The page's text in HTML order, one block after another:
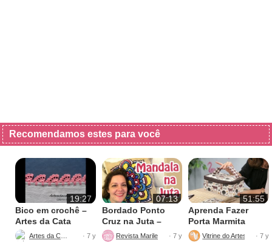
Recomendamos estes para você
19:27
Bico em crochê –
Artes da Cata
· 7 y
07:13
Bordado Ponto
Cruz na Juta –
Fácil de Fazer
Revista Marileny Ponto Cruz
· 7 y
51:55
Aprenda Fazer
Porta Marmita
Térmica
Vitrine do Artesanato
· 7 y